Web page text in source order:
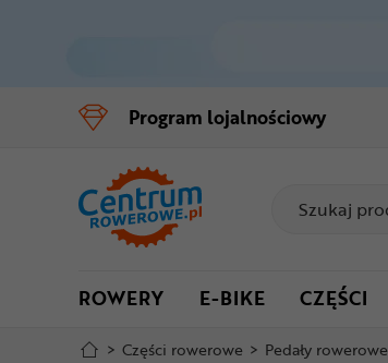
Menu główne
Informacje o produkcie
Do koszyka
Szczegółowe informacje
Program lojalnościowy
ROWERY E-BIKE CZĘŚCI
> Części rowerowe > Pedały rowerowe